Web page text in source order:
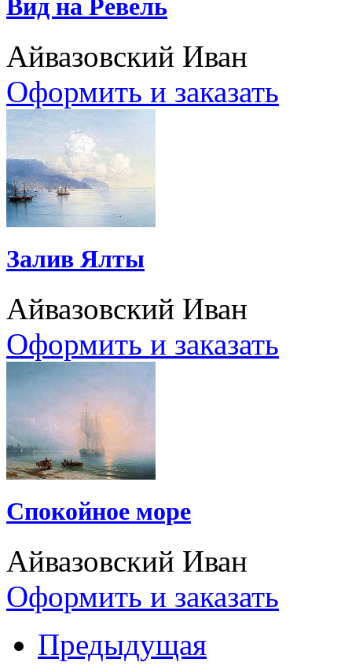
Вид на Ревель
Айвазовский Иван
Оформить и заказать
Залив Ялты
Айвазовский Иван
Оформить и заказать
Спокойное море
Айвазовский Иван
Оформить и заказать
Предыдущая